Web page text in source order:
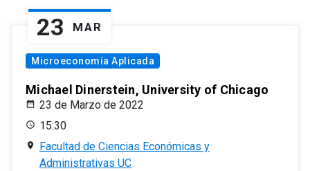
23 MAR
Microeconomía Aplicada
Michael Dinerstein, University of Chicago
23 de Marzo de 2022
15:30
Facultad de Ciencias Económicas y
Administrativas UC